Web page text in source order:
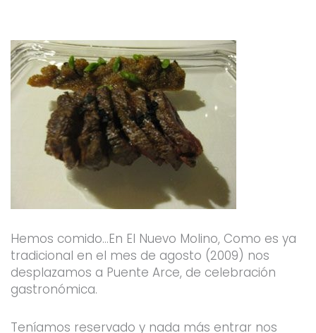
f
Hemos comido…En El Nuevo Molino, Como es ya
tradicional en el mes de agosto (2009) nos
desplazamos a Puente Arce, de celebración
gastronómica.
Teníamos reservado y nada más entrar nos